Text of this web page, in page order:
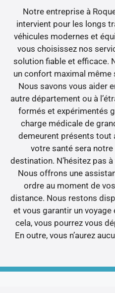
Notre entreprise à
intervient pour les longs
véhicules modernes et
vous choisissez nos
solution fiable et efficace.
un confort maximal même
Nous savons vous aider
autre département ou à
formés et expérimentés
charge médicale de
demeurent présents tout
votre santé sera
destination. N’hésitez pas
Nous offrons une
ordre au moment de
distance. Nous restons
et vous garantir un voyage
cela, vous pourrez vous
En outre, vous n’aurez